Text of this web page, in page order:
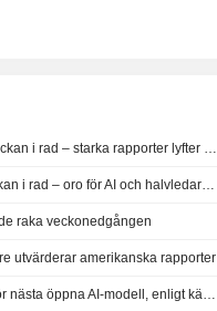
Globala aktiefonder lockar kapital för elfte veckan i rad – starka rapporter lyfter humöret
Sydkoreanska börsen backar för sjunde veckan i rad – oro för AI och halvledare tynger
raka veckonedgången
utvärderar amerikanska rapporter
Alibaba planerar att ta betalt av storkunder för nästa öppna AI-modell, enligt källor